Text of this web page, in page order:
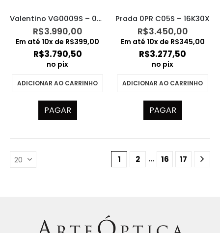
Valentino VG0009S – 004
R$3.990,00
Em até 10x de R$399,00
R$3.790,50
no pix
ADICIONAR AO CARRINHO
PAGAR
Prada 0PR C05S – 16K30X
R$3.450,00
Em até 10x de R$345,00
R$3.277,50
no pix
ADICIONAR AO CARRINHO
PAGAR
1 2 … 16 17